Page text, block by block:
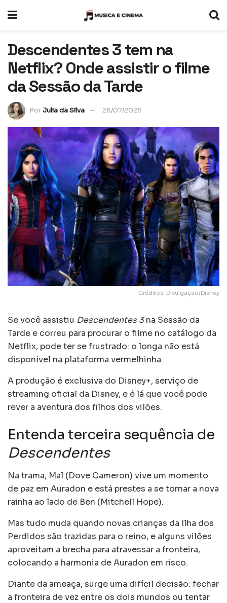
Descendentes 3 tem na
Netflix? Onde assistir o filme
da Sessão da Tarde
PorJulia da Silva 28/07/2025
Créditos: Divulgação/Disney
Se você assistiu Descendentes 3na Sessão da
Tarde e correu para procurar o filme no catálogo da
Netflix, pode ter se frustrado: o longa não está
disponível na plataforma vermelhinha.
A produção é exclusiva do Disney+, serviço de
streaming oficial da Disney, e é lá que você pode
rever a aventura dos filhos dos vilões.
Entenda terceira sequência de
Descendentes
Na trama, Mal (Dove Cameron) vive um momento
de paz em Auradon e está prestes a se tornar a nova
rainha ao lado de Ben (Mitchell Hope).
Mas tudo muda quando novas crianças da Ilha dos
Perdidos são trazidas para o reino, e alguns vilões
aproveitam a brecha para atravessar a fronteira,
colocando a harmonia de Auradon em risco.
Diante da ameaça, surge uma difícil decisão: fechar
a fronteira de vez entre os dois mundos ou tentar